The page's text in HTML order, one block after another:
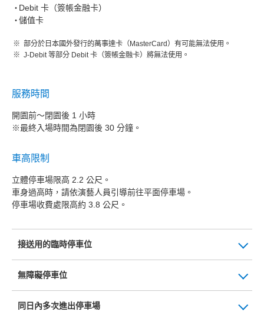
Debit 卡（簽帳金融卡）
儲值卡
部分於日本國外發行的萬事達卡（MasterCard）有可能無法使用。
J-Debit 等部分 Debit 卡（簽帳金融卡）將無法使用。
服務時間
開園前～閉園後 1 小時
※最終入場時間為閉園後 30 分鐘。
車高限制
立體停車場限高 2.2 公尺。
車身過高時，請依演藝人員引導前往平面停車場。
停車場收費處限高約 3.8 公尺。
接送用的臨時停車位
無障礙停車位
同日內多次進出停車場